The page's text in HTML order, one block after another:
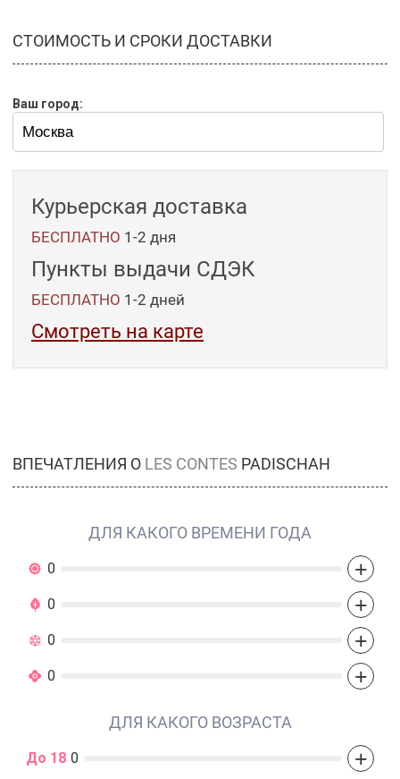
СТОИМОСТЬ И СРОКИ ДОСТАВКИ
Ваш город:
Курьерская доставка
БЕСПЛАТНО 1-2 дня
Пункты выдачи СДЭК
БЕСПЛАТНО 1-2 дней
Смотреть на карте
ВПЕЧАТЛЕНИЯ О LES CONTES PADISCHAH
ДЛЯ КАКОГО ВРЕМЕНИ ГОДА
0 +
0 +
0 +
0 +
ДЛЯ КАКОГО ВОЗРАСТА
До 18 0 +